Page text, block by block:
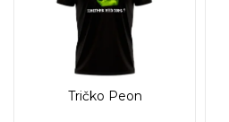
Tričko Peon